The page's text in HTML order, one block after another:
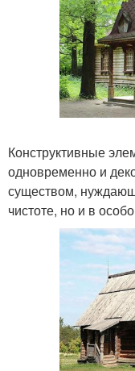
Конструктивные
одновременно и
существом,
чистоте, но и в